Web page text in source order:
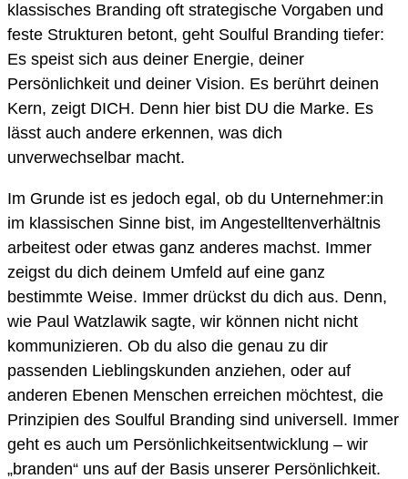
klassisches Branding oft strategische Vorgaben und
feste Strukturen betont, geht Soulful Branding tiefer:
Es speist sich aus deiner Energie, deiner
Persönlichkeit und deiner Vision. Es berührt deinen
Kern, zeigt DICH. Denn hier bist DU die Marke. Es
lässt auch andere erkennen, was dich
unverwechselbar macht.
Im Grunde ist es jedoch egal, ob du Unternehmer:in
im klassischen Sinne bist, im Angestelltenverhältnis
arbeitest oder etwas ganz anderes machst. Immer
zeigst du dich deinem Umfeld auf eine ganz
bestimmte Weise. Immer drückst du dich aus. Denn,
wie Paul Watzlawik sagte, wir können nicht nicht
kommunizieren. Ob du also die genau zu dir
passenden Lieblingskunden anziehen, oder auf
anderen Ebenen Menschen erreichen möchtest, die
Prinzipien des Soulful Branding sind universell. Immer
geht es auch um Persönlichkeitsentwicklung – wir
„branden“ uns auf der Basis unserer Persönlichkeit.